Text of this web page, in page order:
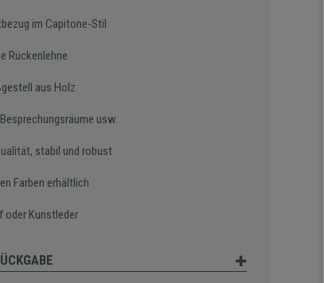
im Capitone-Stil
Rückenlehne
aus Holz
usw.
stabil und robust
Farben erhältlich
Kunstleder